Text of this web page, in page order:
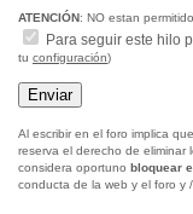
ATENCIÓN: NO estan
Para seguir este hilo
tu configuración)
Al escribir en el foro implica
reserva el derecho de eliminar
considera oportuno bloquear
conducta de la web y el foro y